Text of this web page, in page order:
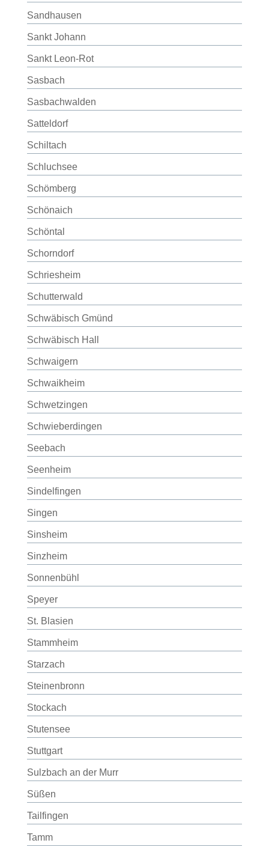
Sandhausen
Sankt Johann
Sankt Leon-Rot
Sasbach
Sasbachwalden
Satteldorf
Schiltach
Schluchsee
Schömberg
Schönaich
Schöntal
Schorndorf
Schriesheim
Schutterwald
Schwäbisch Gmünd
Schwäbisch Hall
Schwaigern
Schwaikheim
Schwetzingen
Schwieberdingen
Seebach
Seenheim
Sindelfingen
Singen
Sinsheim
Sinzheim
Sonnenbühl
Speyer
St. Blasien
Stammheim
Starzach
Steinenbronn
Stockach
Stutensee
Stuttgart
Sulzbach an der Murr
Süßen
Tailfingen
Tamm